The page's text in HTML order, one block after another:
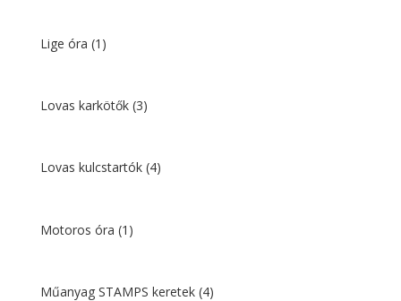
Lige óra (1)
Lovas karkötők (3)
Lovas kulcstartók (4)
Motoros óra (1)
Műanyag STAMPS keretek (4)